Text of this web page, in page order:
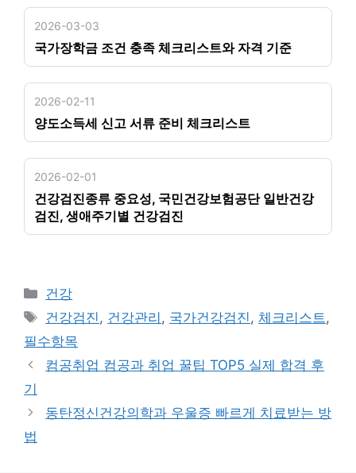
2026-03-03
국가장학금 조건 충족 체크리스트와 자격 기준
2026-02-11
양도소득세 신고 서류 준비 체크리스트
2026-02-01
건강검진종류 중요성, 국민건강보험공단 일반건강
검진, 생애주기별 건강검진
카
테
리
건강
태
그
건강검진, 건강관리 , 국가건강검진,체크리스트,
필수항목
컴공취업 컴공과 취업 꿀팁 TOP5 실제 합격 후
기
동탄정신건강의학과 우울증 빠르게 치료받는 방
법